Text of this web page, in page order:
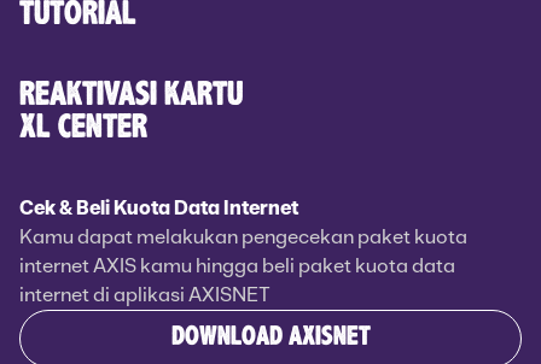
TUTORIAL
REAKTIVASI KARTU
XL CENTER
Cek & Beli Kuota Data Internet
Kamu dapat melakukan pengecekan paket kuota
internet AXIS kamu hingga beli paket kuota data
internet di aplikasi AXISNET
DOWNLOAD AXISNET